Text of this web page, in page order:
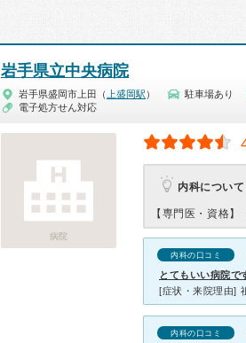
岩手県立中央病院
岩手県盛岡市上田（ 上盛岡駅 ） 駐車場あり
電子処方せん対応
病院
内科について
【専門医・資格】
内科の口コミ
とてもいい病院で
内科の口コミ